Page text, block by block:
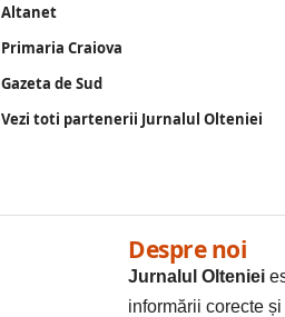
Altanet
Primaria Craiova
Gazeta de Sud
Vezi toti partenerii Jurnalul Olteniei
Despre noi
Jurnalul Olteniei
informării corecte